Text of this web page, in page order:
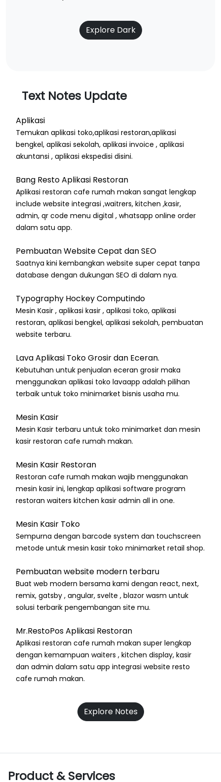
Explore Dark
Text Notes Update
Aplikasi
Temukan aplikasi toko,aplikasi restoran,aplikasi
bengkel, aplikasi sekolah, aplikasi invoice , aplikasi
akuntansi , aplikasi ekspedisi disini.
Bang Resto Aplikasi Restoran
Aplikasi restoran cafe rumah makan sangat lengkap
include website integrasi ,waitrers, kitchen ,kasir,
admin, qr code menu digital , whatsapp online order
dalam satu app.
Pembuatan Website Cepat dan SEO
Saatnya kini kembangkan website super cepat tanpa
database dengan dukungan SEO di dalam nya.
Typography Hockey Computindo
Mesin Kasir , aplikasi kasir , aplikasi toko, aplikasi
restoran, aplikasi bengkel, aplikasi sekolah, pembuatan
website terbaru.
Lava Aplikasi Toko Grosir dan Eceran.
Kebutuhan untuk penjualan eceran grosir maka
menggunakan aplikasi toko lavaapp adalah pilihan
terbaik untuk toko minimarket bisnis usaha mu.
Mesin Kasir
Mesin Kasir terbaru untuk toko minimarket dan mesin
kasir restoran cafe rumah makan.
Mesin Kasir Restoran
Restoran cafe rumah makan wajib menggunakan
mesin kasir ini, lengkap aplikasi software program
restoran waiters kitchen kasir admin all in one.
Mesin Kasir Toko
Sempurna dengan barcode system dan touchscreen
metode untuk mesin kasir toko minimarket retail shop.
Pembuatan website modern terbaru
Buat web modern bersama kami dengan react, next,
remix, gatsby , angular, svelte , blazor wasm untuk
solusi terbarik pengembangan site mu.
Mr.RestoPos Aplikasi Restoran
Aplikasi restoran cafe rumah makan super lengkap
dengan kemampuan waiters , kitchen display, kasir
dan admin dalam satu app integrasi website resto
cafe rumah makan.
Explore Notes
Product & Services